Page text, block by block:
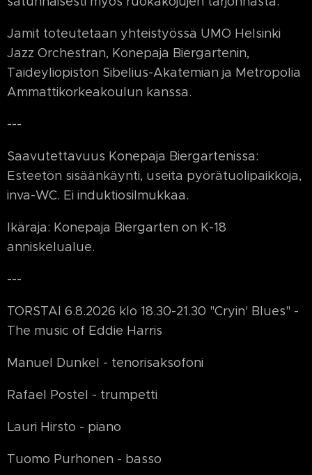
Jamit toteutetaan yhteistyössä UMO Helsinki
Jazz Orchestran, Konepaja Biergartenin,
Taideyliopiston Sibelius-Akatemian ja Metropolia
Ammattikorkeakoulun kanssa.
---
Saavutettavuus Konepaja Biergartenissa:
Esteetön sisäänkäynti, useita pyörätuolipaikkoja,
inva-WC. Ei induktiosilmukkaa.
Ikäraja: Konepaja Biergarten on K-18
anniskelualue.
---
TORSTAI 6.8.2026 klo 18.30-21.30 "Cryin' Blues" -
The music of Eddie Harris
Manuel Dunkel - tenorisaksofoni
Rafael Postel - trumpetti
Lauri Hirsto - piano
Tuomo Purhonen - basso